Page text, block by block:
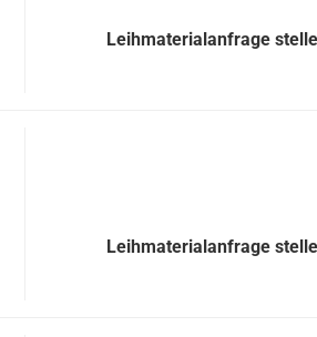
Leihmaterialanfrage
Leihmaterialanfrage